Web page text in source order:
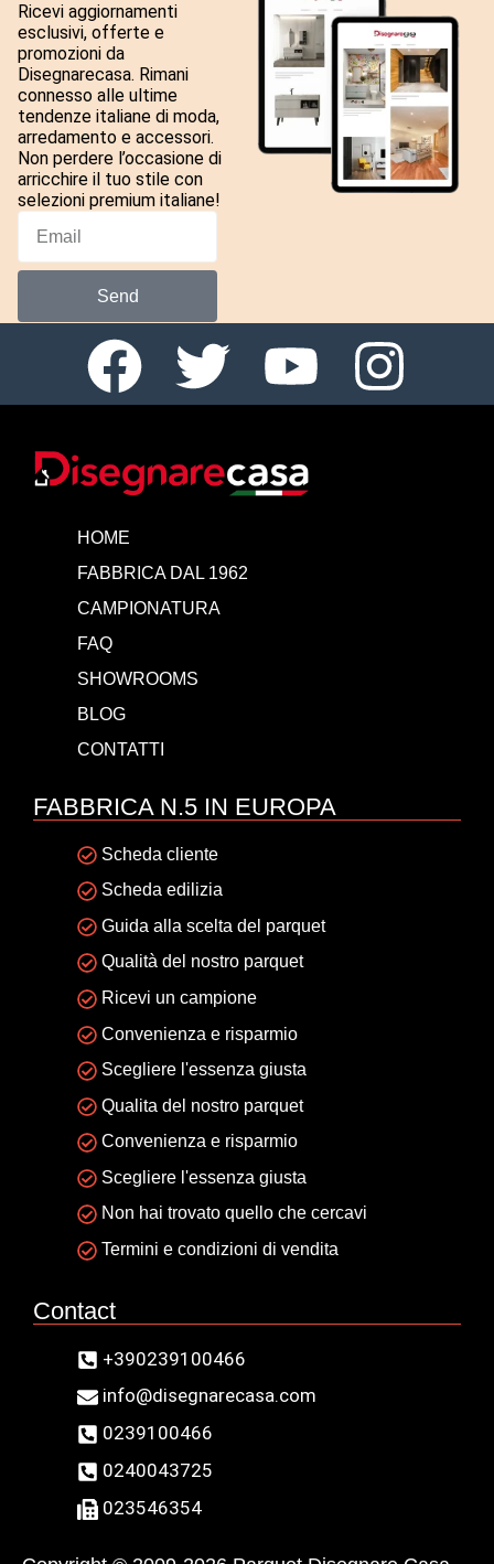
Ricevi aggiornamenti
esclusivi, offerte e
promozioni da
Disegnarecasa. Rimani
connesso alle ultime
tendenze italiane di moda,
arredamento e accessori.
Non perdere l’occasione di
arricchire il tuo stile con
selezioni premium italiane!
Send
HOME
FABBRICA DAL 1962
CAMPIONATURA
FAQ
SHOWROOMS
BLOG
CONTATTI
FABBRICA N.5 IN EUROPA
Scheda cliente
Scheda edilizia
Guida alla scelta del parquet
Qualità del nostro parquet
Ricevi un campione
Convenienza e risparmio
Scegliere l'essenza giusta
Qualita del nostro parquet
Convenienza e risparmio
Scegliere l'essenza giusta
Non hai trovato quello che cercavi
Termini e condizioni di vendita
Contact
+390239100466
info@disegnarecasa.com
0239100466
0240043725
023546354